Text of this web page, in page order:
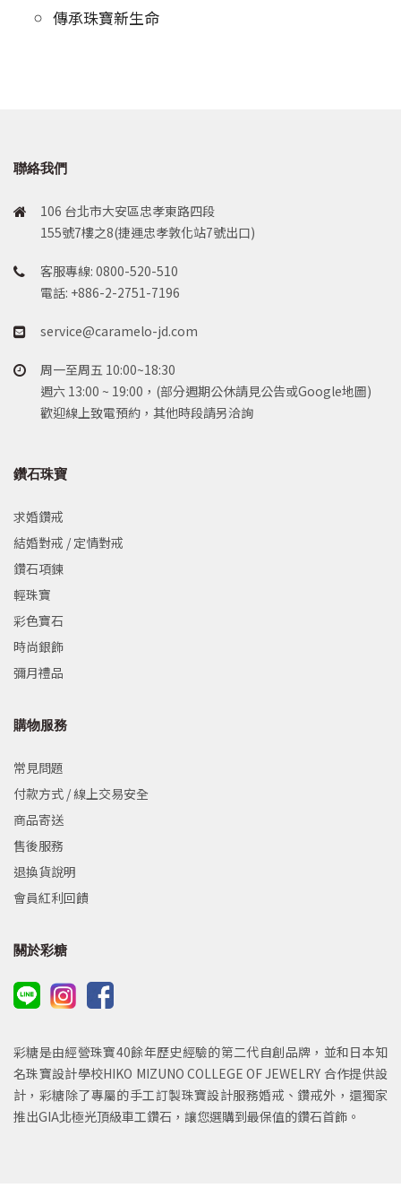
傳承珠寶新生命
聯絡我們
106 台北市大安區忠孝東路四段
155號7樓之8(捷運忠孝敦化站7號出口)
客服專線: 0800-520-510
電話: +886-2-2751-7196
service@caramelo-jd.com
周一至周五 10:00~18:30
週六 13:00 ~ 19:00，(部分週期公休請見公告或Google地圖)
歡迎線上致電預約，其他時段請另洽詢
鑽石珠寶
求婚鑽戒
結婚對戒 / 定情對戒
鑽石項鍊
輕珠寶
彩色寶石
時尚銀飾
彌月禮品
購物服務
常見問題
付款方式 / 線上交易安全
商品寄送
售後服務
退換貨說明
會員紅利回饋
關於彩糖
彩糖是由經營珠寶40餘年歷史經驗的第二代自創品牌，並和日本知
名珠寶設計學校HIKO MIZUNO COLLEGE OF JEWELRY 合作提供設
計，彩糖除了專屬的手工訂製珠寶設計服務婚戒、鑽戒外，還獨家
推出GIA北極光頂級車工鑽石，讓您選購到最保值的鑽石首飾。